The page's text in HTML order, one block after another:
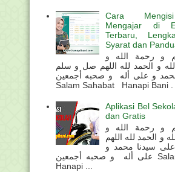
Cara
Mengajar di
Terbaru,
Syarat dan
و رحمة الله و
و الحمد لله اللهم صل و سلم
و على أله و صحبه أجمعين
Salam Sahabat Hanapi Bani .
Aplikasi Bel
dan Gratis
و رحمة الله و
و الحمد لله اللهم
سيدنا محمد و
على أله و صحبه أجمعين Salam Sahabat
Hanapi ...